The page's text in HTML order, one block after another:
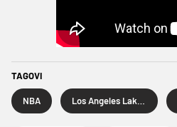
TAGOVI
NBA